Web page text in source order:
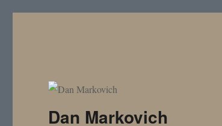
Dan Markovich